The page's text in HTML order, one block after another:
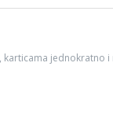
jednokratno i